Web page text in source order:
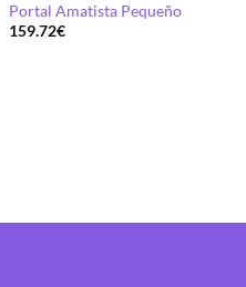
Portal Amatista Pequeño
159.72€